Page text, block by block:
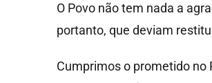
O Povo não tem nada a
portanto, que deviam
Cumprimos o prometido no